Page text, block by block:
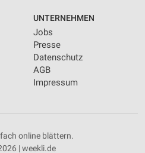
UNTERNEHMEN
Jobs
Presse
Datenschutz
AGB
Impressum
online blättern.
| weekli.de